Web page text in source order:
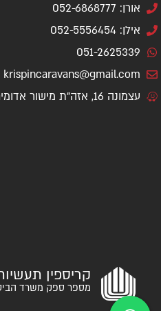
אורן: 052-6868777
אילן: 052-5556454
051-2625339
krispincaravans@gmail.com
עצמונה 16, אזה"ת מישור אדומים
קריספין
מספר ספק משרד הביטחון: